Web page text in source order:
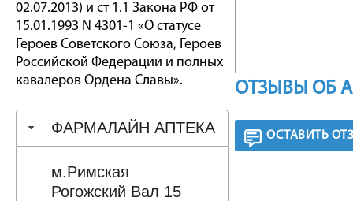
02.07.2013) и ст 1.1 Закона РФ от
15.01.1993 N 4301-1 «О статусе
Героев Советского Союза, Героев
Российской Федерации и полных
кавалеров Ордена Славы».
ФАРМАЛАЙН АПТЕКА
м.Римская
Рогожский Вал 15
ОТЗЫВЫ ОБ
ОСТАВИТЬ